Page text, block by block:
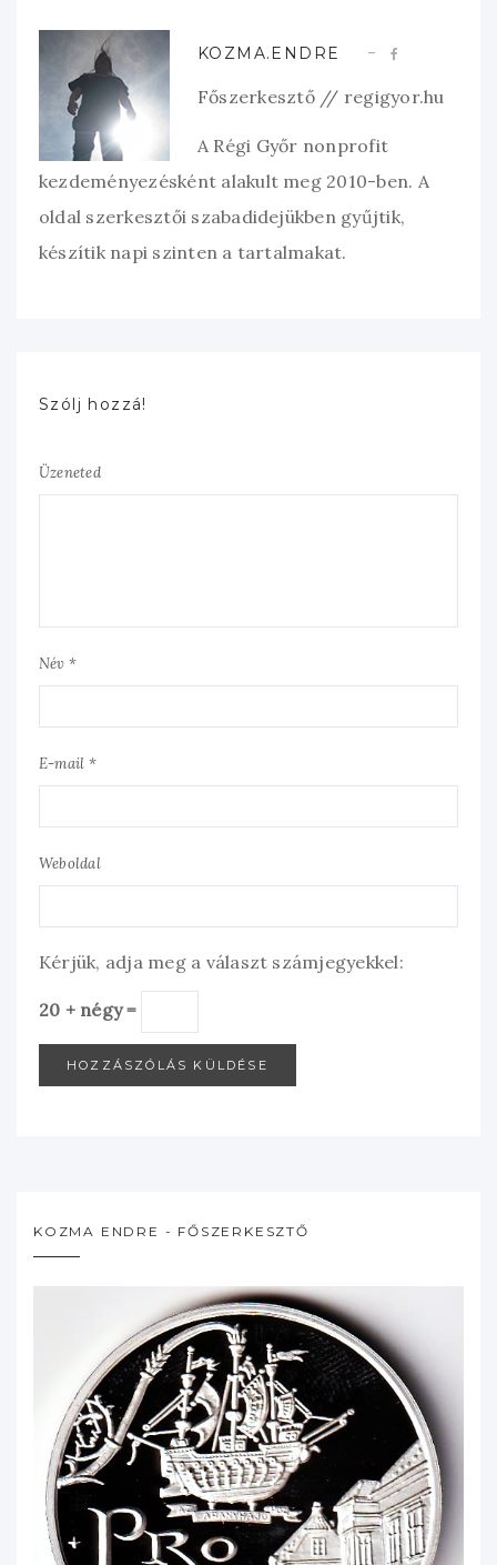
KOZMA.ENDRE
Főszerkesztő // regigyor.hu
A Régi Győr nonprofit
kezdeményezésként alakult meg 2010-ben. A
oldal szerkesztői szabadidejükben gyűjtik,
készítik napi szinten a tartalmakat.
Szólj hozzá!
Üzeneted
Név *
E-mail *
Weboldal
Kérjük, adja meg a választ számjegyekkel:
20 + négy =
KOZMA ENDRE - FŐSZERKESZTŐ